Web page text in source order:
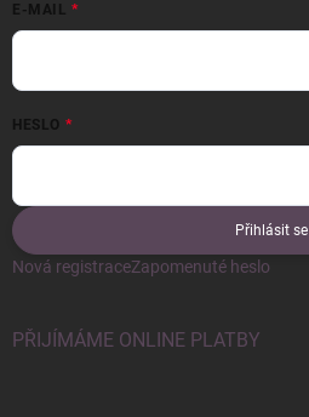
E-MAIL
HESLO
Přihlásit se
Nová registraceZapomenuté heslo
PŘIJÍMÁME ONLINE PLATBY